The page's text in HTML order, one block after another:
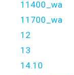
11400_wa
11700_wa
12
13
14.10